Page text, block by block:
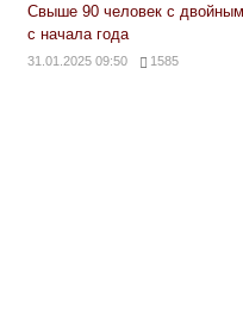
Свыше 90 человек с
с начала года
31.01.2025 09:50 1585